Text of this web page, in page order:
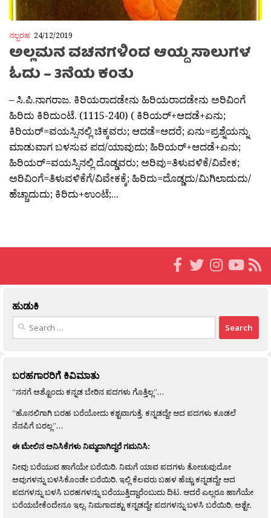
ನಲ್ಬರಹ 24/12/2019
ಅಲ್ಲಮನ ವಚನಗಳಿಂದ ಆಯ್ದ ಸಾಲುಗಳ
ಓದು – 3ನೆಯ ಕಂತು
– ಸಿ.ಪಿ.ನಾಗರಾಜ. ಕಿರಿಯರಾದಡೇನು ಹಿರಿಯರಾದಡೇನು ಅರಿವಿಂಗೆ
ಹಿರಿದು ಕಿರಿದುಂಟೆ. (1115-240) ( ಕಿರಿಯರ್+ಆದಡೆ+ಏನು;
ಕಿರಿಯರ್=ವಯಸ್ಸಿನಲ್ಲಿ ಚಿಕ್ಕವರು; ಆದಡೆ=ಆದರೆ; ಏನು=ಪ್ರಶ್ನೆಯನ್ನು
ಮಾಡುವಾಗ ಬಳಸುವ ಪದ/ಯಾವುದು; ಹಿರಿಯರ್+ಆದಡೆ+ಏನು;
ಹಿರಿಯರ್=ವಯಸ್ಸಿನಲ್ಲಿ ದೊಡ್ಡವರು; ಅರಿವು=ತಿಳುವಳಿಕೆ/ವಿವೇಕ;
ಅರಿವಿಂಗೆ=ತಿಳುವಳಿಕೆಗೆ/ವಿವೇಕಕ್ಕೆ; ಹಿರಿದು=ದೊಡ್ಡದು/ಮಿಗಿಲಾದುದು/
ಹೆಚ್ಚಾದುದು; ಕಿರಿದು+ಉಂಟೆ;...
ಹುಡುಕಿ
Search
ಬರಹಗಾರರಿಗೆ ಕಿವಿಮಾತು
“ನನಗೆ ಅಶ್ಟೊಂದು ಕನ್ನಡ ಬೇರಿನ ಪದಗಳು ಗೊತ್ತಿಲ್ಲ”…
“ಹೊನಲಿಗಾಗಿ ಬರಹ ಬರೆಯೋದು ಕಶ್ಟವಾಗುತ್ತೆ. ಕನ್ನಡದ್ದೇ ಆದ ಪದಗಳು ಕೂಡಲೆ
ನೆನಪಿಗೆ ಬರಲ್ಲ”…
ಈ ಮೇಲಿನ ಅನಿಸಿಕೆಗಳು ನಿಮ್ಮದಾಗಿದ್ದರೆ ಗಮನಿಸಿ:
ನೀವು ಬರೆಯುವ ಹಾಗೆಯೇ ಬರೆಯಿರಿ. ನಿಮಗೆ ಯಾವ ಪದಗಳು ತೋಚುವುದೋ
ಅವುಗಳನ್ನು ಬಳಸಿಕೊಂಡೇ ಬರೆಯಿರಿ. ಇಲ್ಲಿ ಕೆಲವರು ಬಹಳ ಹೆಚ್ಚು ಕನ್ನಡದ್ದೇ ಆದ
ಪದಗಳನ್ನು ಬಳಸಿ ಬರಹಗಳನ್ನು ಬರೆಯುತ್ತಿದ್ದಾರೆಂಬುದು ದಿಟ. ಆದರೆ ಎಲ್ಲರೂ ಹಾಗೆಯೇ
ಬರೆಯಬೇಕೆಂದೇನೂ ಇಲ್ಲ. ನಿಮಗಾದಶ್ಟು ಕನ್ನಡದ್ದೇ ಪದಗಳನ್ನು ಬಳಸಿ ಬರೆಯಿರಿ, ಅಶ್ಟೇ.